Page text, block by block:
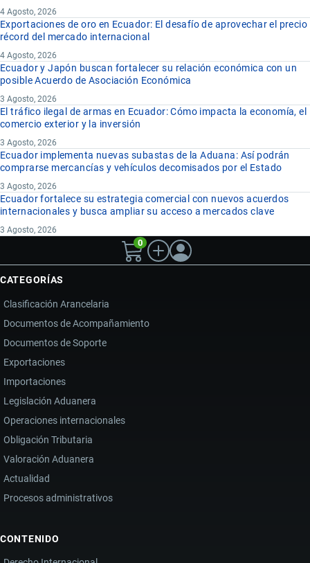
4 Agosto, 2026
Exportaciones de oro en Ecuador: El desafío de aprovechar el precio
récord del mercado internacional
4 Agosto, 2026
Ecuador y Japón buscan fortalecer su relación económica con un
posible Acuerdo de Asociación Económica
3 Agosto, 2026
El tráfico ilegal de armas en Ecuador: Cómo impacta la economía, el
comercio exterior y la inversión
3 Agosto, 2026
Ecuador implementa nuevas subastas de la Aduana: Así podrán
comprarse mercancías y vehículos decomisados por el Estado
3 Agosto, 2026
Ecuador fortalece su estrategia comercial con nuevos acuerdos
internacionales y busca ampliar su acceso a mercados clave
3 Agosto, 2026
0
CATEGORÍAS
Clasificación Arancelaria
Documentos de Acompañamiento
Documentos de Soporte
Exportaciones
Importaciones
Legislación Aduanera
Operaciones internacionales
Obligación Tributaria
Valoración Aduanera
Actualidad
Procesos administrativos
CONTENIDO